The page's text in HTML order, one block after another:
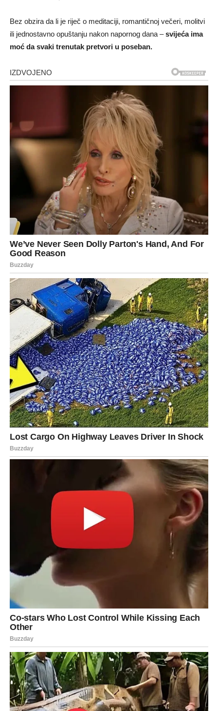
Bez obzira da li je riječ o meditaciji, romantičnoj večeri, molitvi
ili jednostavno opuštanju nakon napornog dana –svijeća ima
moć da svaki trenutak pretvori u poseban.